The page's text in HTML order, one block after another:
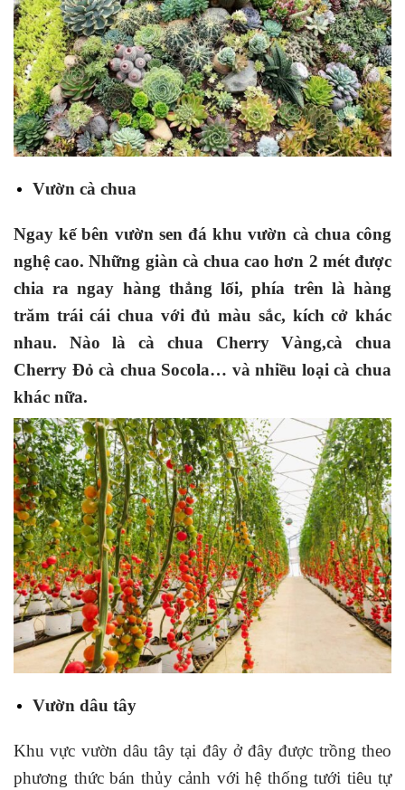
Vườn cà chua
Ngay kế bên vườn sen đá khu vườn cà chua công
nghệ cao. Những giàn cà chua cao hơn 2 mét được
chia ra ngay hàng thẳng lối, phía trên là hàng
trăm trái cái chua với đủ màu sắc, kích cở khác
nhau. Nào là cà chua Cherry Vàng,cà chua
Cherry Đỏ cà chua Socola… và nhiều loại cà chua
khác nữa.
Vườn dâu tây
Khu vực vườn dâu tây tại đây ở đây được trồng theo
phương thức bán thủy cảnh với hệ thống tưới tiêu tự